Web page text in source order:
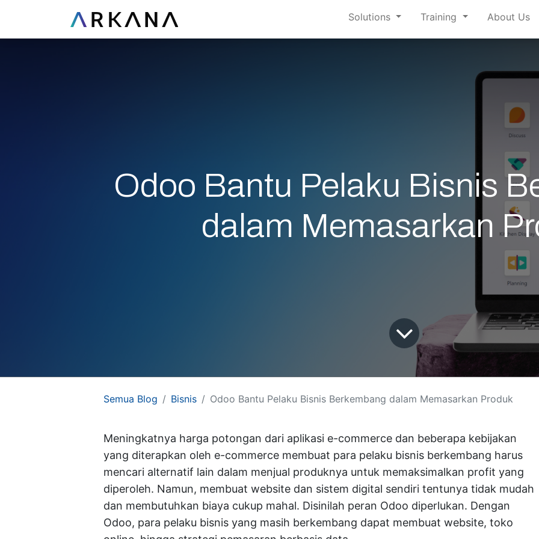
Solutions Training About Us
Odoo Bantu Pelaku Bisnis
dalam Memasarkan
Semua Blog Bisnis Odoo Bantu Pelaku Bisnis Berkembang dalam Memasarkan Produk
Meningkatnya harga potongan dari aplikasi e-commerce dan beberapa kebijakan
yang diterapkan oleh e-commerce membuat para pelaku bisnis berkembang harus
mencari alternatif lain dalam menjual produknya untuk memaksimalkan profit yang
diperoleh. Namun, membuat website dan sistem digital sendiri tentunya tidak mudah
dan membutuhkan biaya cukup mahal. Disinilah peran Odoo diperlukan. Dengan
Odoo, para pelaku bisnis yang masih berkembang dapat membuat website, toko
Berguna
Beranda
About us
Hubungi kami
Careers
Support
We are Odoo Partner in Jakarta and Surabaya. Arkana is a
team of eager people whose goal that brings Odoo ERP
+62 21-
+62 812-
Jl.
Ikuti kami